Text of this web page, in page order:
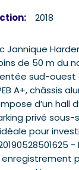
2018
Jannique
de 50 m du
sud-
A+, châssis
d’un hall
privé
pour
-
enregistrement